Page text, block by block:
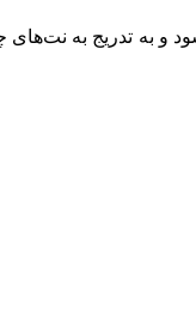
و به تدریج به